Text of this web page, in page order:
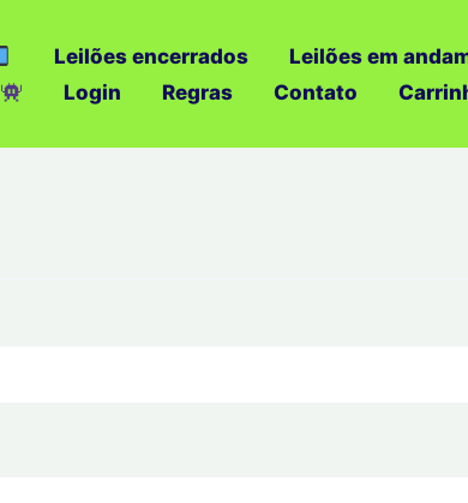
Leilões encerrados Leilões em
Login Regras Contato